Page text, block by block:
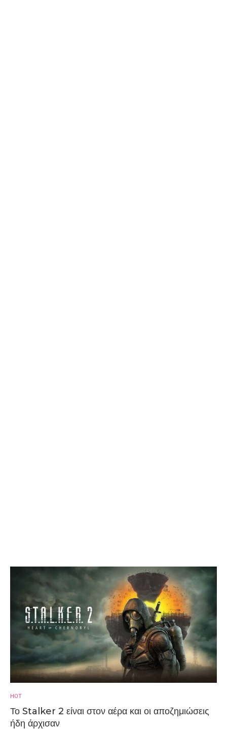
HOT
Το Stalker 2 είναι στον αέρα και οι αποζημιώσεις
ήδη άρχισαν